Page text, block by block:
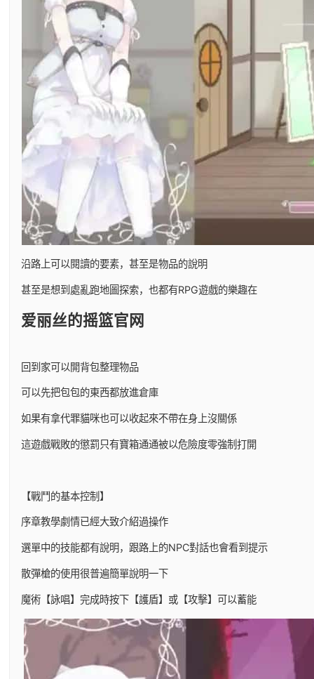
沿路上可以閱讀的要素，甚至是物品的說明
甚至是想到處亂跑地圖探索，也都有RPG遊戲的樂趣在
爱丽丝的摇篮官网
回到家可以開背包整理物品
可以先把包包的東西都放進倉庫
如果有拿代罪貓咪也可以收起來不帶在身上沒關係
這遊戲戰敗的懲罰只有寶箱通通被以危險度零強制打開
【戰鬥的基本控制】
序章教學劇情已經大致介紹過操作
選單中的技能都有說明，跟路上的NPC對話也會看到提示
散彈槍的使用很普遍簡單說明一下
魔術【詠唱】完成時按下【護盾】或【攻擊】可以蓄能